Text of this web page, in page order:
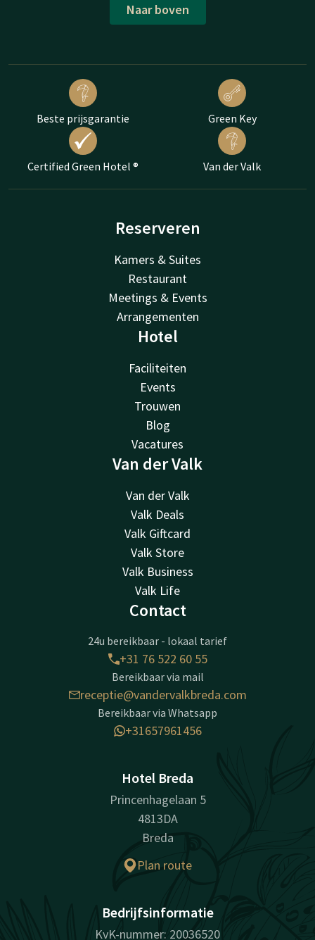
Naar boven
Beste prijsgarantie Green Key
Certified Green Hotel ® Van der Valk
Reserveren
Kamers & Suites
Restaurant
Meetings & Events
Arrangementen
Hotel
Faciliteiten
Events
Trouwen
Blog
Vacatures
Van der Valk
Van der Valk
Valk Deals
Valk Giftcard
Valk Store
Valk Business
Valk Life
Contact
24u bereikbaar - lokaal tarief
+31 76 522 60 55
Bereikbaar via mail
receptie@vandervalkbreda.com
Bereikbaar via Whatsapp
+31657961456
Hotel Breda
Princenhagelaan 5
4813DA
Breda
Plan route
Bedrijfsinformatie
KvK-nummer: 20036520